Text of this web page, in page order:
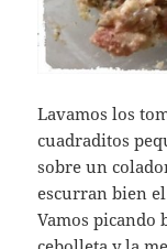
Lavamos los
cuadraditos
sobre un
escurran bien el
Vamos